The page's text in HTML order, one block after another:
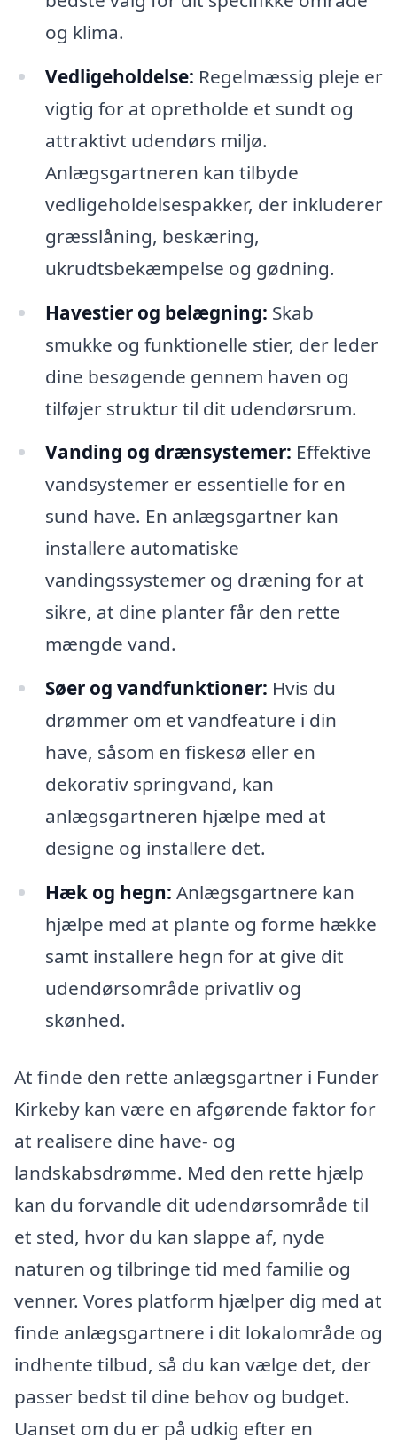
og klima.
Vedligeholdelse: Regelmæssig pleje er
vigtig for at opretholde et sundt og
attraktivt udendørs miljø.
Anlægsgartneren kan tilbyde
vedligeholdelsespakker, der inkluderer
græsslåning, beskæring,
ukrudtsbekæmpelse og gødning.
Havestier og belægning: Skab
smukke og funktionelle stier, der leder
dine besøgende gennem haven og
tilføjer struktur til dit udendørsrum.
Vanding og drænsystemer: Effektive
vandsystemer er essentielle for en
sund have. En anlægsgartner kan
installere automatiske
vandingssystemer og dræning for at
sikre, at dine planter får den rette
mængde vand.
Søer og vandfunktioner: Hvis du
drømmer om et vandfeature i din
have, såsom en fiskesø eller en
dekorativ springvand, kan
anlægsgartneren hjælpe med at
designe og installere det.
Hæk og hegn: Anlægsgartnere kan
hjælpe med at plante og forme hække
samt installere hegn for at give dit
udendørsområde privatliv og
skønhed.
At finde den rette anlægsgartner i Funder
Kirkeby kan være en afgørende faktor for
at realisere dine have- og
landskabsdrømme. Med den rette hjælp
kan du forvandle dit udendørsområde til
et sted, hvor du kan slappe af, nyde
naturen og tilbringe tid med familie og
venner. Vores platform hjælper dig med at
finde anlægsgartnere i dit lokalområde og
indhente tilbud, så du kan vælge det, der
passer bedst til dine behov og budget.
Uanset om du er på udkig efter en